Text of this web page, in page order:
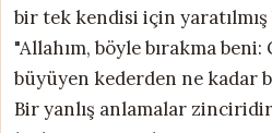
bir tek kendisi için
"Allahım, böyle bırakma beni:
büyüyen kederden ne kadar
Bir yanlış anlamalar